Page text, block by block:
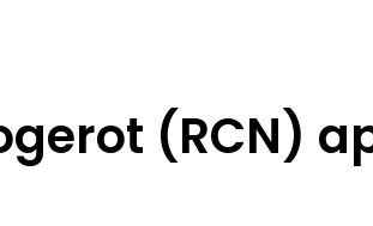
(RCN)